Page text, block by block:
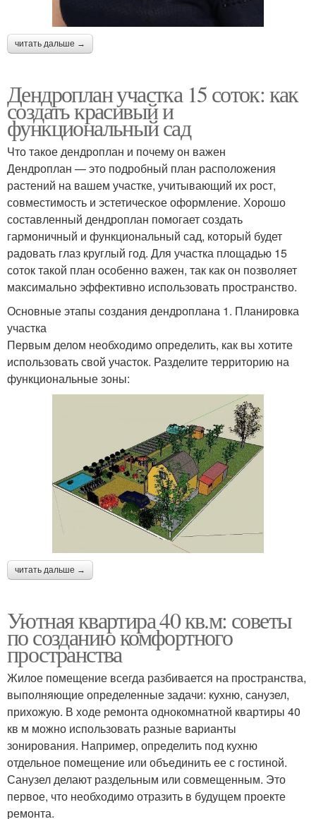
читать дальше →
Дендроплан участка 15 соток: как
создать красивый и
функциональный сад
Что такое дендроплан и почему он важен
Дендроплан — это подробный план расположения
растений на вашем участке, учитывающий их рост,
совместимость и эстетическое оформление. Хорошо
составленный дендроплан помогает создать
гармоничный и функциональный сад, который будет
радовать глаз круглый год. Для участка площадью 15
соток такой план особенно важен, так как он позволяет
максимально эффективно использовать пространство.
Основные этапы создания дендроплана 1. Планировка
участка
Первым делом необходимо определить, как вы хотите
использовать свой участок. Разделите территорию на
функциональные зоны:
читать дальше →
Уютная квартира 40 кв.м: советы
по созданию комфортного
пространства
Жилое помещение всегда разбивается на пространства,
выполняющие определенные задачи: кухню, санузел,
прихожую. В ходе ремонта однокомнатной квартиры 40
кв м можно использовать разные варианты
зонирования. Например, определить под кухню
отдельное помещение или объединить ее с гостиной.
Санузел делают раздельным или совмещенным. Это
первое, что необходимо отразить в будущем проекте
ремонта.